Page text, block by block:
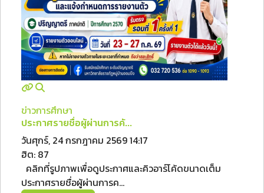
ข่าวการศึกษา
ประกาศรายชื่อผู้ผ่านการคั...
วันศุกร์, 24 กรกฎาคม 2569 14:17
ฮิต: 87
คลิกที่รูปภาพเพื่อดูประกาศและคิวอาร์โค้ดขนาดเต็ม
ประกาศรายชื่อผู้ผ่านการค...